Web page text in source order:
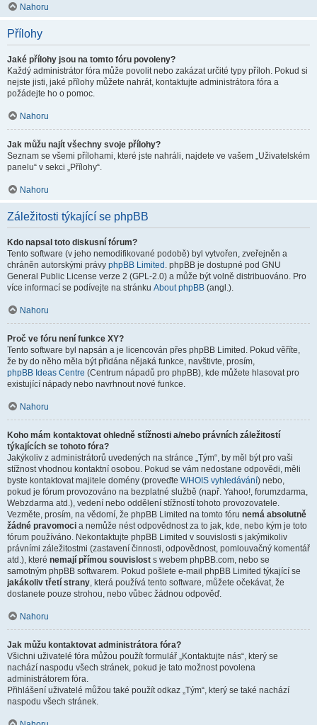
Nahoru
Přílohy
Jaké přílohy jsou na tomto fóru povoleny?
Každý administrátor fóra může povolit nebo zakázat určité typy příloh. Pokud si
nejste jisti, jaké přílohy můžete nahrát, kontaktujte administrátora fóra a
požádejte ho o pomoc.
Nahoru
Jak můžu najít všechny svoje přílohy?
Seznam se všemi přílohami, které jste nahráli, najdete ve vašem „Uživatelském
panelu“ v sekci „Přílohy“.
Nahoru
Záležitosti týkající se phpBB
Kdo napsal toto diskusní fórum?
Tento software (v jeho nemodifikované podobě) byl vytvořen, zveřejněn a
chráněn autorskými právy phpBB Limited . phpBB je dostupné pod GNU
General Public License verze 2 (GPL-2.0) a může být volně distribuováno. Pro
více informací se podívejte na stránku About phpBB (angl.).
Nahoru
Proč ve fóru není funkce XY?
Tento software byl napsán a je licencován přes phpBB Limited. Pokud věříte,
že by do něho měla být přidána nějaká funkce, navštivte, prosím,
phpBB Ideas Centre (Centrum nápadů pro phpBB), kde můžete hlasovat pro
existující nápady nebo navrhnout nové funkce.
Nahoru
Koho mám kontaktovat ohledně stížnosti a/nebo právních záležitostí
týkajících se tohoto fóra?
Jakýkoliv z administrátorů uvedených na stránce „Tým“, by měl být pro vaši
stížnost vhodnou kontaktní osobou. Pokud se vám nedostane odpovědi, měli
byste kontaktovat majitele domény (proveďte WHOIS vyhledávání) nebo,
pokud je fórum provozováno na bezplatné službě (např. Yahoo!, forumzdarma,
Webzdarma atd.), vedení nebo oddělení stížností tohoto provozovatele.
Vezměte, prosím, na vědomí, že phpBB Limited na tomto fóru nemá absolutně
žádné pravomoci a nemůže nést odpovědnost za to jak, kde, nebo kým je toto
fórum používáno. Nekontaktujte phpBB Limited v souvislosti s jakýmikoliv
právními záležitostmi (zastavení činnosti, odpovědnost, pomlouvačný komentář
atd.), které nemají přímou souvislost s webem phpBB.com, nebo se
samotným phpBB softwarem. Pokud pošlete e-mail phpBB Limited týkající se
jakákoliv třetí strany, která používá tento software, můžete očekávat, že
dostanete pouze strohou, nebo vůbec žádnou odpověď.
Nahoru
Jak můžu kontaktovat administrátora fóra?
Všichni uživatelé fóra můžou použít formulář „Kontaktujte nás“, který se
nachází naspodu všech stránek, pokud je tato možnost povolena
administrátorem fóra.
Přihlášení uživatelé můžou také použít odkaz „Tým“, který se také nachází
naspodu všech stránek.